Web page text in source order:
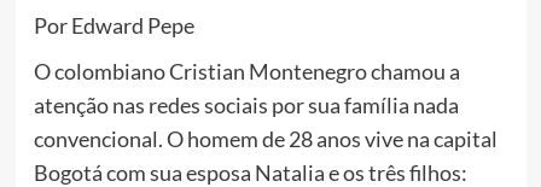
Por Edward Pepe
O colombiano Cristian Montenegro chamou a
atenção nas redes sociais por sua família nada
convencional. O homem de 28 anos vive na capital
Bogotá com sua esposa Natalia e os três filhos: